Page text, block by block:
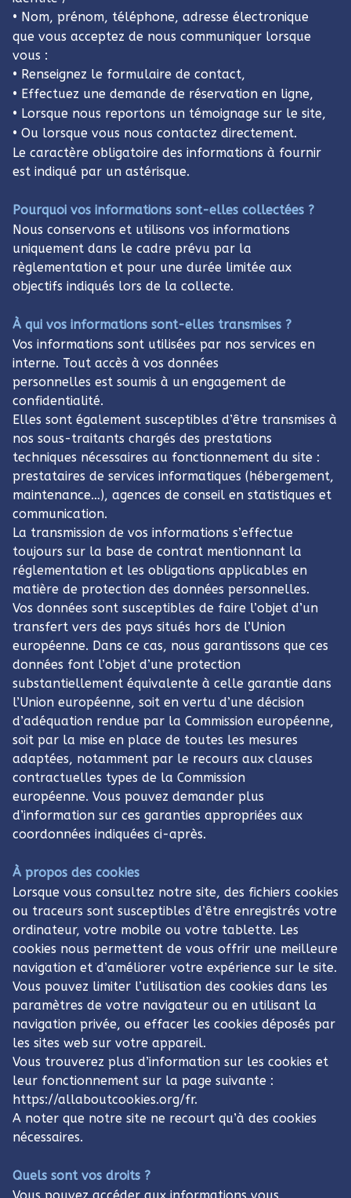
• Nom, prénom, téléphone, adresse électronique
que vous acceptez de nous communiquer lorsque
vous :
• Renseignez le formulaire de contact,
• Effectuez une demande de réservation en ligne,
• Lorsque nous reportons un témoignage sur le site,
• Ou lorsque vous nous contactez directement.
Le caractère obligatoire des informations à fournir
est indiqué par un astérisque.
Pourquoi vos informations sont-elles collectées ?
Nous conservons et utilisons vos informations
uniquement dans le cadre prévu par la
règlementation et pour une durée limitée aux
objectifs indiqués lors de la collecte.
À qui vos informations sont-elles transmises ?
Vos informations sont utilisées par nos services en
interne. Tout accès à vos données
personnelles est soumis à un engagement de
confidentialité.
Elles sont également susceptibles d’être transmises à
nos sous-traitants chargés des prestations
techniques nécessaires au fonctionnement du site :
prestataires de services informatiques (hébergement,
maintenance…), agences de conseil en statistiques et
communication.
La transmission de vos informations s’effectue
toujours sur la base de contrat mentionnant la
réglementation et les obligations applicables en
matière de protection des données personnelles.
Vos données sont susceptibles de faire l’objet d’un
transfert vers des pays situés hors de l’Union
européenne. Dans ce cas, nous garantissons que ces
données font l’objet d’une protection
substantiellement équivalente à celle garantie dans
l’Union européenne, soit en vertu d’une décision
d’adéquation rendue par la Commission européenne,
soit par la mise en place de toutes les mesures
adaptées, notamment par le recours aux clauses
contractuelles types de la Commission
européenne. Vous pouvez demander plus
d’information sur ces garanties appropriées aux
coordonnées indiquées ci-après.
À propos des cookies
Lorsque vous consultez notre site, des fichiers cookies
ou traceurs sont susceptibles d’être enregistrés votre
ordinateur, votre mobile ou votre tablette. Les
cookies nous permettent de vous offrir une meilleure
navigation et d’améliorer votre expérience sur le site.
Vous pouvez limiter l’utilisation des cookies dans les
paramètres de votre navigateur ou en utilisant la
navigation privée, ou effacer les cookies déposés par
les sites web sur votre appareil.
Vous trouverez plus d’information sur les cookies et
leur fonctionnement sur la page suivante :
https://allaboutcookies.org/fr.
A noter que notre site ne recourt qu’à des cookies
nécessaires.
Quels sont vos droits ?